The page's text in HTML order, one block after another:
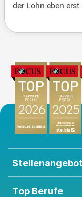
der Lohn eben
Top Berufe